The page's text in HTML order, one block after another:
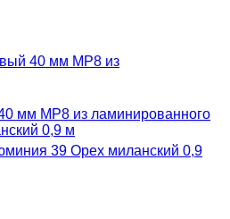
мм MP8 из ламинированного
0,9 м